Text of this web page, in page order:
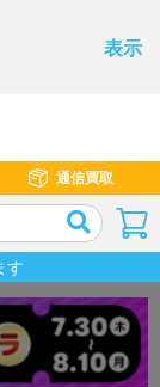
表示
通信買取
す